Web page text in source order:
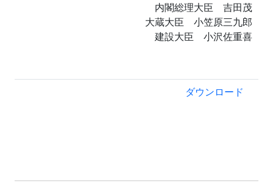
内閣総理大臣 吉田茂
大蔵大臣 小笠原三九郎
建設大臣 小沢佐重喜
ダウンロード